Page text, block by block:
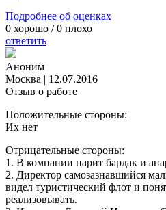
Подробнее об оценках
0 хорошо /0 плохо
ответить
Аноним
Москва | 12.07.2016
Отзыв о работе
Положительные стороны:
Их нет
Отрицательные стороны:
1. В компании царит бардак и
2. Директор самозазнавшийся
видел туристический флот и
реализовывать.